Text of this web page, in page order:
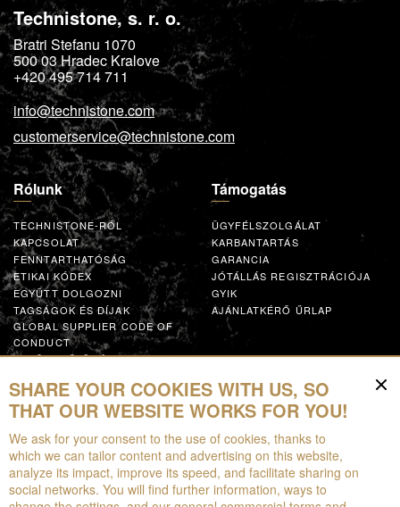
Technistone, s. r. o.
Bratri Stefanu 1070
500 03Hradec Kralove
+420 495 714 711
info@technistone.com
customerservice@technistone.com
Rólunk
TECHNISTONE-RÓL
KAPCSOLAT
FENNTARTHATÓSÁG
ETIKAI KÓDEX
EGYÜTT DOLGOZNI
TAGSÁGOK ÉS DÍJAK
GLOBAL SUPPLIER CODE OF
CONDUCT
EGYÜTTMŰKÖDÉS
Támogatás
ÜGYFÉLSZOLGÁLAT
KARBANTARTÁS
GARANCIA
JÓTÁLLÁS REGISZTRÁCIÓJA
GYIK
AJÁNLATKÉRŐ ŰRLAP
Források
LETÖLTHETŐ
BROSÚRÁK
EPD
KITERJESZTETT VALÓSÁG
SHARE YOUR COOKIES WITH US, SO
THAT OUR WEBSITE WORKS FOR YOU!
We ask for your consent to the use of cookies, thanks to
which we can tailor content and advertising on this website,
analyze its impact, improve its speed, and facilitate sharing on
social networks. You will find further information, ways to